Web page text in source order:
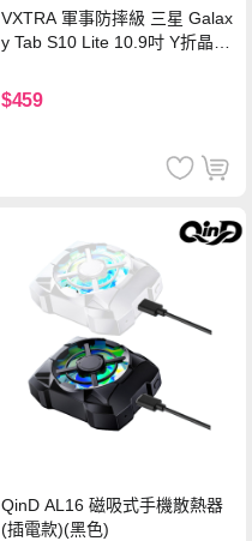
VXTRA 軍事防摔級 三星 Galax
y Tab S10 Lite 10.9吋 Y折晶透
$459
QinD AL16 磁吸式手機散熱器
(插電款)(黑色)